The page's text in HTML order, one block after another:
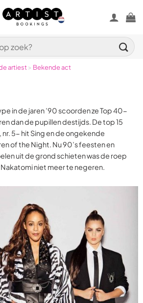
artiest> Bekende act
in de jaren ’90 scoorden ze Top 40-
dan de pupillen destijds. De top 15
5- hit Sing en de ongekende
of the Night. Nu 90’s feesten en
uit de grond schieten was de roep
niet meer te negeren.